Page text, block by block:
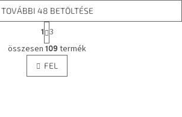
L
i
s
t
TOVÁBBI 48 BETÖLTÉSE
L
a
p
o
z
á
1
3
összesen 109 termék
FEL